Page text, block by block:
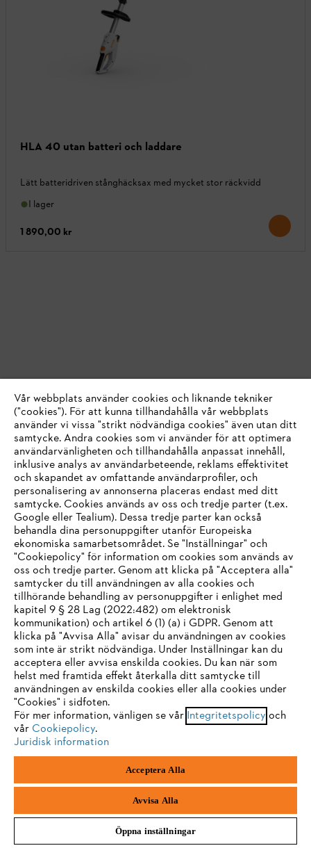
HLA 40 utan batteri och laddare
Lätt batteridriven stånghäcksax med mycket stor räckvidd
I lager
1 890,00 kr
IHR BROWSER WIRD NICHT
UNTERSTÜTZT
Sie nutzen einen Browser, den wir noch nicht unterstützen. Für
eine optimale Nutzung unserer Seite empfehlen wir Ihnen, zu
einem der folgenden Browser zu wechseln:
Firefox Chrome
Vår webbplats använder cookies och liknande tekniker
("cookies"). För att kunna tillhandahålla vår webbplats
använder vi vissa "strikt nödvändiga cookies" även utan ditt
samtycke. Andra cookies som vi använder för att optimera
användarvänligheten och tillhandahålla anpassat innehåll,
inklusive analys av användarbeteende, reklams effektivitet
och skapandet av omfattande användarprofiler, och
personalisering av annonserna placeras endast med ditt
samtycke. Cookies används av oss och tredje parter (t.ex.
Google eller Tealium). Dessa tredje parter kan också
behandla dina personuppgifter utanför Europeiska
ekonomiska samarbetsområdet. Se "Inställningar" och
"Cookiepolicy" för information om cookies som används av
oss och tredje parter. Genom att klicka på "Acceptera alla"
samtycker du till användningen av alla cookies och
tillhörande behandling av personuppgifter i enlighet med
kapitel 9 § 28 Lag (2022:482) om elektronisk
kommunikation) och artikel 6 (1) (a) i GDPR. Genom att
klicka på "Avvisa Alla" avisar du användningen av cookies
som inte är strikt nödvändiga. Under Inställningar kan du
acceptera eller avvisa enskilda cookies. Du kan när som
helst med framtida effekt återkalla ditt samtycke till
användningen av enskilda cookies eller alla cookies under
"Cookies" i sidfoten.
För mer information, vänligen se vår Integritetspolicy och
vår Cookiepolicy.
Juridisk information
Acceptera Alla
Avvisa Alla
Öppna inställningar